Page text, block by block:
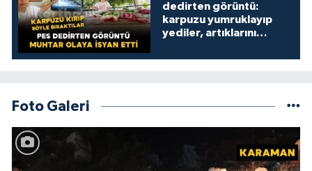
dedirten görüntü:
karpuzu yumruklayıp
yediler, artıklarını
Foto Galeri